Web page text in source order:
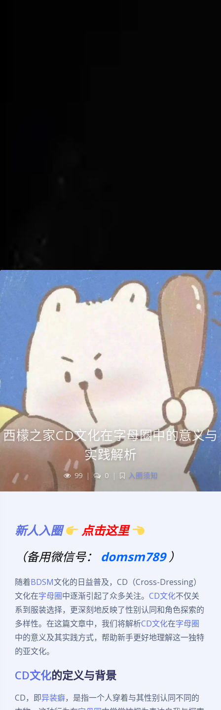
西檬之家CD文化在字母圈中的意义与
实践解析
99 | 0 | 入圈须知
新人入圈
点击这里
（备用微信号： domsm789）
随着BDSM文化的日益普及，CD（Cross-Dressing）
文化在字母圈中逐渐引起了众多关注。 CD文化不仅关
系到服装选择，更深刻地反映了性别认同和角色探索的
多样性。在这篇文章中，我们将解析CD文化在字母圈
中的意义及其实践方式，帮助新手更好地理解这一独特
的亚文化。
CD文化的定义与背景
CD，即异装癖，是指一个人穿着与其性别认同不同的